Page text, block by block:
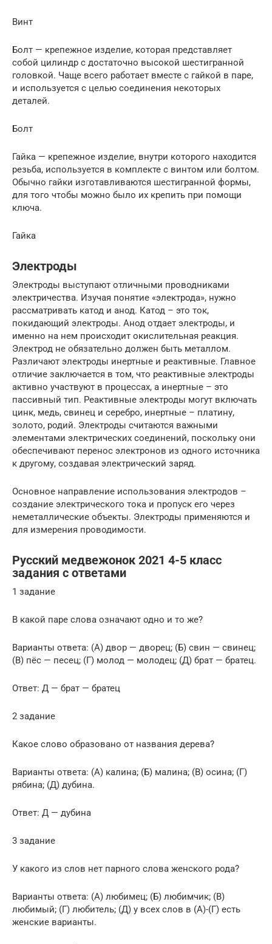
Винт
Болт — крепежное изделие, которая представляет
собой цилиндр с достаточно высокой шестигранной
головкой. Чаще всего работает вместе с гайкой в паре,
и используется с целью соединения некоторых
деталей.
Болт
Гайка — крепежное изделие, внутри которого находится
резьба, используется в комплекте с винтом или болтом.
Обычно гайки изготавливаются шестигранной формы,
для того чтобы можно было их крепить при помощи
ключа.
Гайка
Электроды
Электроды выступают отличными проводниками
электричества. Изучая понятие «электрода», нужно
рассматривать катод и анод. Катод – это ток,
покидающий электроды. Анод отдает электроды, и
именно на нем происходит окислительная реакция.
Электрод не обязательно должен быть металлом.
Различают электроды инертные и реактивные. Главное
отличие заключается в том, что реактивные электроды
активно участвуют в процессах, а инертные – это
пассивный тип. Реактивные электроды могут включать
цинк, медь, свинец и серебро, инертные – платину,
золото, родий. Электроды считаются важными
элементами электрических соединений, поскольку они
обеспечивают перенос электронов из одного источника
к другому, создавая электрический заряд.
Основное направление использования электродов –
создание электрического тока и пропуск его через
неметаллические объекты. Электроды применяются и
для измерения проводимости.
Русский медвежонок 2021 4-5 класс
задания с ответами
1 задание
В какой паре слова означают одно и то же?
Варианты ответа: (А) двор — дворец; (Б) свин — свинец;
(В) пёс — песец; (Г) молод — молодец; (Д) брат — братец.
Ответ: Д — брат — братец
2 задание
Какое слово образовано от названия дерева?
Варианты ответа: (А) калина; (Б) малина; (В) осина; (Г)
рябина; (Д) дубина.
Ответ: Д — дубина
3 задание
У какого из слов нет парного слова женского рода?
Варианты ответа: (А) любимец; (Б) любимчик; (В)
любимый; (Г) любитель; (Д) у всех слов в (А)-(Г) есть
женские варианты.